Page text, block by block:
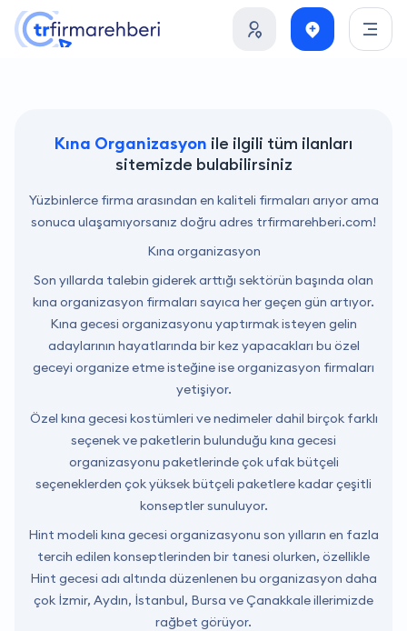
Kına Organizasyon ile ilgili tüm ilanları
sitemizde bulabilirsiniz
Yüzbinlerce firma arasından en kaliteli firmaları arıyor ama
sonuca ulaşamıyorsanız doğru adres trfirmarehberi.com!
Kına organizasyon
Son yıllarda talebin giderek arttığı sektörün başında olan
kına organizasyon firmaları sayıca her geçen gün artıyor.
Kına gecesi organizasyonu yaptırmak isteyen gelin
adaylarının hayatlarında bir kez yapacakları bu özel
geceyi organize etme isteğine ise organizasyon firmaları
yetişiyor.
Özel kına gecesi kostümleri ve nedimeler dahil birçok farklı
seçenek ve paketlerin bulunduğu kına gecesi
organizasyonu paketlerinde çok ufak bütçeli
seçeneklerden çok yüksek bütçeli paketlere kadar çeşitli
konseptler sunuluyor.
Hint modeli kına gecesi organizasyonu son yılların en fazla
tercih edilen konseptlerinden bir tanesi olurken, özellikle
Hint gecesi adı altında düzenlenen bu organizasyon daha
çok İzmir, Aydın, İstanbul, Bursa ve Çanakkale illerimizde
rağbet görüyor.